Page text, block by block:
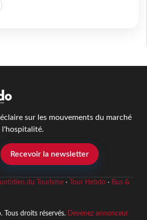
sur les mouvements du marché
l'hospitalité.
Recevoir la newsletter
du Tourisme· Tour Hebdo· Bus &
droits réservés. Devenez annonceur